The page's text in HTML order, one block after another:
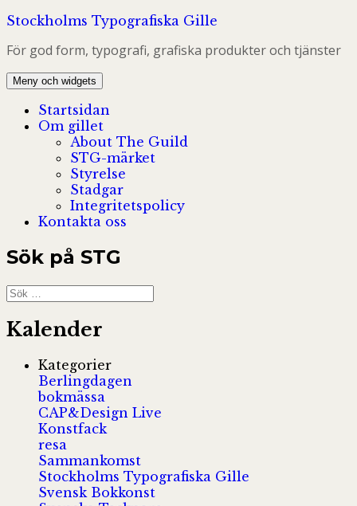
Hoppa
innehåll
Stockholms Typografiska Gille
För god form, typografi, grafiska produkter och tjänster
Meny och widgets
Startsidan
Om gillet
About The Guild
STG-märket
Styrelse
Stadgar
Integritetspolicy
Kontakta oss
Sök på STG
Sök
efter:
Kalender
Kategorier
Berlingdagen
bokmässa
CAP&Design Live
Konstfack
resa
Sammankomst
Stockholms Typografiska Gille
Svensk Bokkonst